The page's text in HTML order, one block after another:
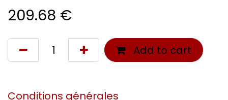
209.68 €
Add to cart
Conditions générales